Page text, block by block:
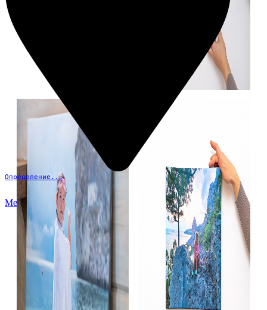
Определение...
Меню